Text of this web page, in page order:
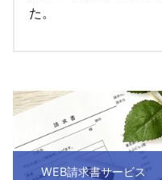
た。
WEB請求書サービス